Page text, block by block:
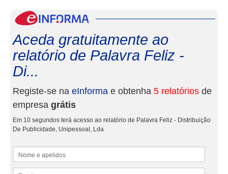
Aceda gratuitamente ao
relatório de Palavra Feliz -
Di...
Registe-se na eInforma e obtenha 5 relatórios de
empresa grátis
Em 10 segundos terá acesso ao relatório de Palavra Feliz - Distribuição
De Publicidade, Unipessoal, Lda